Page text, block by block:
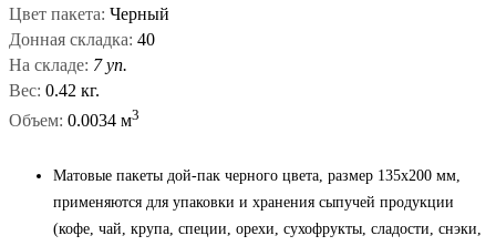
Цвет пакета: Черный
Донная складка: 40
На складе: 7 уп.
Вес: 0.42 кг.
Объем: 0.0034 м3
Матовые пакеты дой-пак черного цвета, размер 135x200 мм,
применяются для упаковки и хранения сыпучей продукции
(кофе, чай, крупа, специи, орехи, сухофрукты, сладости, снэки,